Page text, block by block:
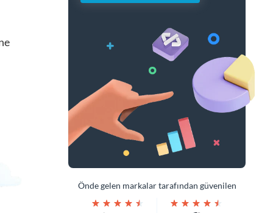
Önde gelen markalar tarafından güvenilen